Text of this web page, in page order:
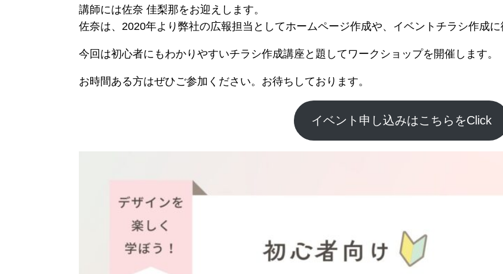
講師には佐奈 佳梨那をお迎えします。
佐奈は、2020年より弊社の広報担当としてホームページ作成や、イベントチラシ作成に
今回は初心者にもわかりやすいチラシ作成講座と題してワークショップを開催します。
お時間ある方はぜひご参加ください。お待ちしております。
イベント申し込みはこちらをClick